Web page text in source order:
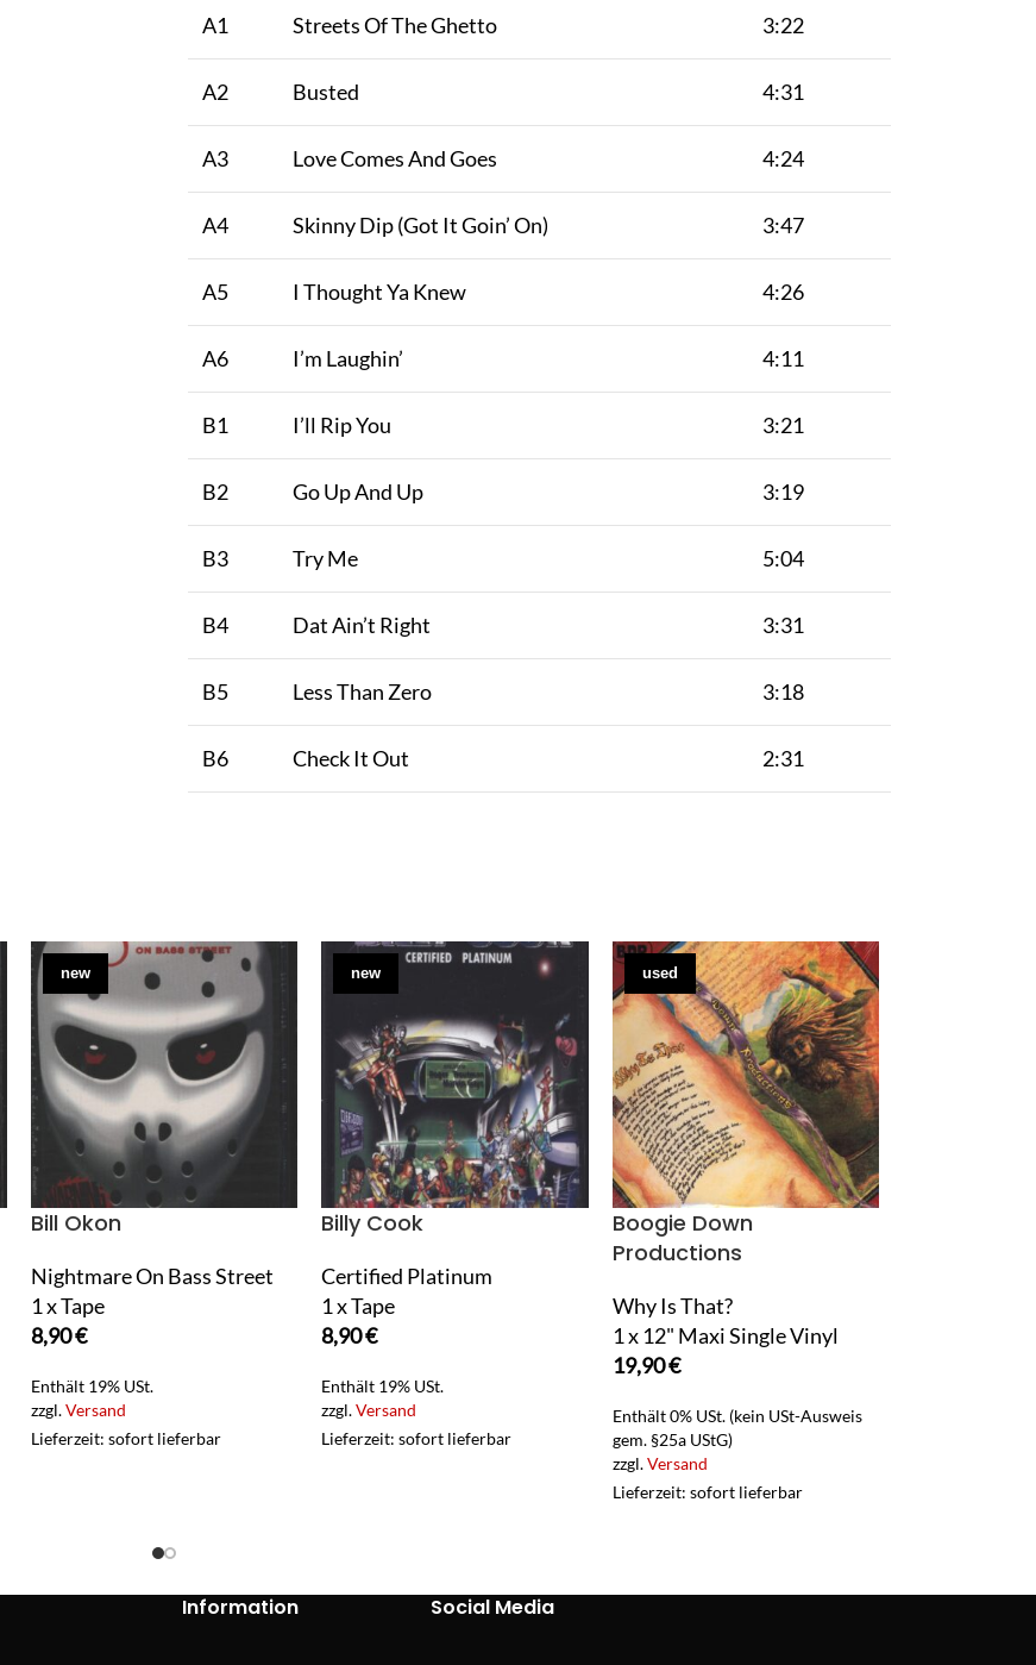
A1 Streets Of The Ghetto 3:22
A2 Busted 4:31
A3 Love Comes And Goes 4:24
A4 Skinny Dip (Got It Goin’ On) 3:47
A5 I Thought Ya Knew 4:26
A6 I’m Laughin’ 4:11
B1 I’ll Rip You 3:21
B2 Go Up And Up 3:19
B3 Try Me 5:04
B4 Dat Ain’t Right 3:31
B5 Less Than Zero 3:18
B6 Check It Out 2:31
new
Bill Okon
Nightmare On Bass Street
1 x Tape
8,90€
Enthält 19% USt.
zzgl.Versand
Lieferzeit: sofort lieferbar
new
Billy Cook
Certified Platinum
1 x Tape
8,90€
Enthält 19% USt.
zzgl.Versand
Lieferzeit: sofort lieferbar
used
Boogie Down
Productions
Why Is That?
1 x 12" Maxi Single Vinyl
19,90€
Enthält 0% USt. (kein USt-Ausweis
gem. §25a UStG)
zzgl.Versand
Lieferzeit: sofort lieferbar
Information Social Media